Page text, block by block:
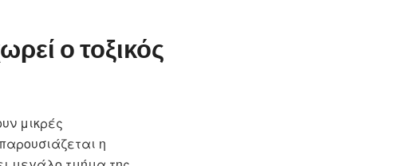
ο τοξικός
μικρές
η